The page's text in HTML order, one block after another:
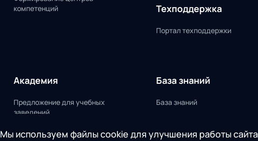
компетенций
Техподдержка
Портал техподдержки
Академия
Предложение для учебных
заведений
База знаний
База знаний
Мы используем файлы cookie для улучшения работы сайта